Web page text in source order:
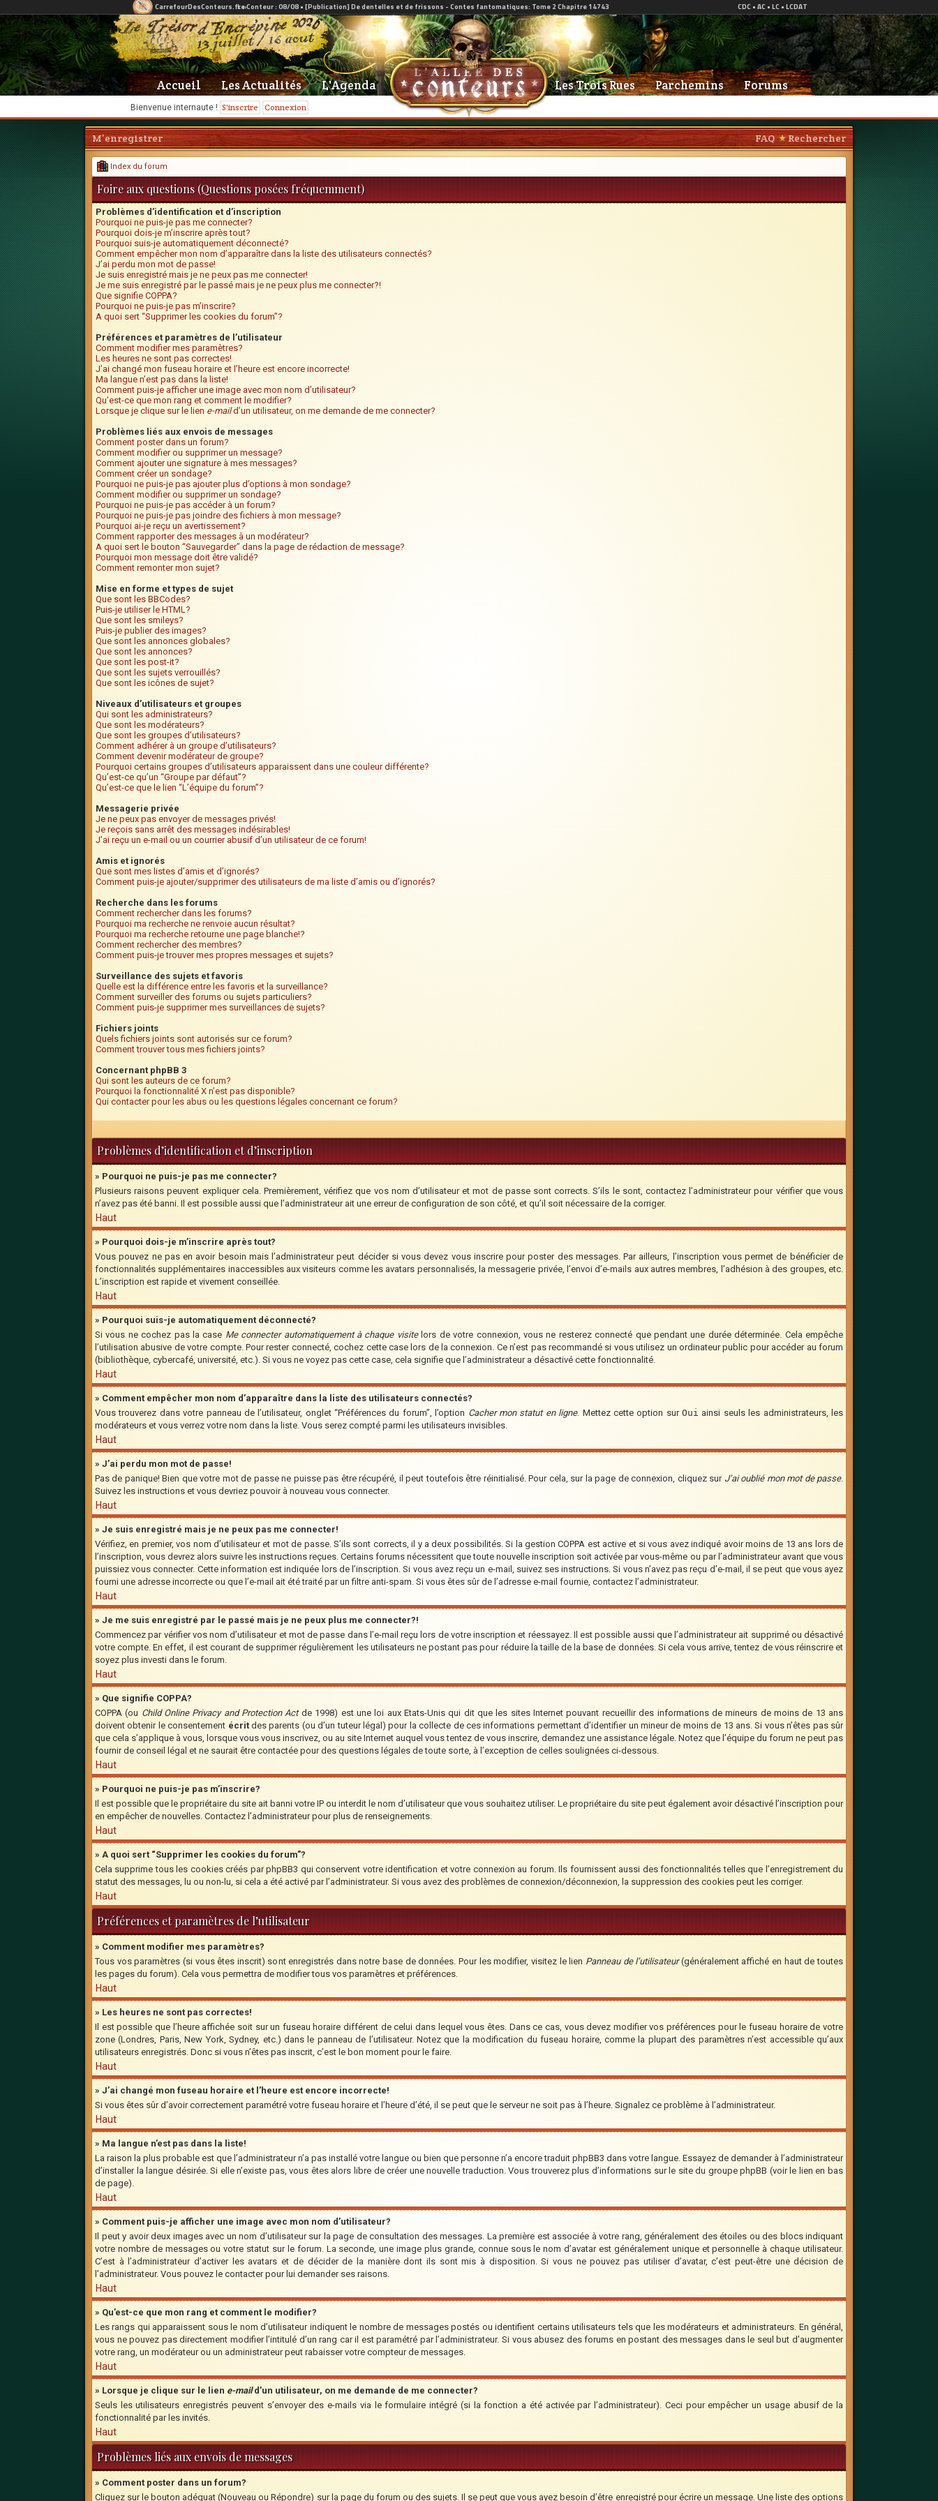
Bienvenue internaute ! S'inscrire Connexion
Accueil Les Actualités L'Agenda Les Trois Rues Parchemins Forums
FAQ Rechercher
M’enregistrer
Index du forum
Foire aux questions (Questions posées fréquemment)
Problèmes d’identification et d’inscription
Pourquoi ne puis-je pas me connecter?
Pourquoi dois-je m’inscrire après tout?
Pourquoi suis-je automatiquement déconnecté?
Comment empêcher mon nom d’apparaître dans la liste des utilisateurs connectés?
J’ai perdu mon mot de passe!
Je suis enregistré mais je ne peux pas me connecter!
Je me suis enregistré par le passé mais je ne peux plus me connecter?!
Que signifie COPPA?
Pourquoi ne puis-je pas m’inscrire?
A quoi sert “Supprimer les cookies du forum”?
Préférences et paramètres de l’utilisateur
Comment modifier mes paramètres?
Les heures ne sont pas correctes!
J’ai changé mon fuseau horaire et l’heure est encore incorrecte!
Ma langue n’est pas dans la liste!
Comment puis-je afficher une image avec mon nom d’utilisateur?
Qu’est-ce que mon rang et comment le modifier?
Lorsque je clique sur le lien e-maild’un utilisateur, on me demande de me connecter?
Problèmes liés aux envois de messages
Comment poster dans un forum?
Comment modifier ou supprimer un message?
Comment ajouter une signature à mes messages?
Comment créer un sondage?
Pourquoi ne puis-je pas ajouter plus d’options à mon sondage?
Comment modifier ou supprimer un sondage?
Pourquoi ne puis-je pas accéder à un forum?
Pourquoi ne puis-je pas joindre des fichiers à mon message?
Pourquoi ai-je reçu un avertissement?
Comment rapporter des messages à un modérateur?
A quoi sert le bouton “Sauvegarder” dans la page de rédaction de message?
Pourquoi mon message doit être validé?
Comment remonter mon sujet?
Mise en forme et types de sujet
Que sont les BBCodes?
Puis-je utiliser le HTML?
Que sont les smileys?
Puis-je publier des images?
Que sont les annonces globales?
Que sont les annonces?
Que sont les post-it?
Que sont les sujets verrouillés?
Que sont les icônes de sujet?
Niveaux d’utilisateurs et groupes
Qui sont les administrateurs?
Que sont les modérateurs?
Que sont les groupes d’utilisateurs?
Comment adhérer à un groupe d’utilisateurs?
Comment devenir modérateur de groupe?
Pourquoi certains groupes d’utilisateurs apparaissent dans une couleur différente?
Qu’est-ce qu’un “Groupe par défaut”?
Qu’est-ce que le lien “L’équipe du forum”?
Messagerie privée
Je ne peux pas envoyer de messages privés!
Je reçois sans arrêt des messages indésirables!
J’ai reçu un e-mail ou un courrier abusif d’un utilisateur de ce forum!
Amis et ignorés
Que sont mes listes d’amis et d’ignorés?
Comment puis-je ajouter/supprimer des utilisateurs de ma liste d’amis ou d’ignorés?
Recherche dans les forums
Comment rechercher dans les forums?
Pourquoi ma recherche ne renvoie aucun résultat?
Pourquoi ma recherche retourne une page blanche!?
Comment rechercher des membres?
Comment puis-je trouver mes propres messages et sujets?
Surveillance des sujets et favoris
Quelle est la différence entre les favoris et la surveillance?
Comment surveiller des forums ou sujets particuliers?
Comment puis-je supprimer mes surveillances de sujets?
Fichiers joints
Quels fichiers joints sont autorisés sur ce forum?
Comment trouver tous mes fichiers joints?
Concernant phpBB 3
Qui sont les auteurs de ce forum?
Pourquoi la fonctionnalité X n’est pas disponible?
Qui contacter pour les abus ou les questions légales concernant ce forum?
Problèmes d’identification et d’inscription
» Pourquoi ne puis-je pas me connecter?
Plusieurs raisons peuvent expliquer cela. Premièrement, vérifiez que vos nom d’utilisateur et mot de passe sont corrects. S’ils le sont, contactez l’administrateur pour vérifier que vous
n’avez pas été banni. Il est possible aussi que l’administrateur ait une erreur de configuration de son côté, et qu’il soit nécessaire de la corriger.
Haut
» Pourquoi dois-je m’inscrire après tout?
Vous pouvez ne pas en avoir besoin mais l’administrateur peut décider si vous devez vous inscrire pour poster des messages. Par ailleurs, l’inscription vous permet de bénéficier de
fonctionnalités supplémentaires inaccessibles aux visiteurs comme les avatars personnalisés, la messagerie privée, l’envoi d’e-mails aux autres membres, l’adhésion à des groupes, etc.
L’inscription est rapide et vivement conseillée.
Haut
» Pourquoi suis-je automatiquement déconnecté?
Si vous ne cochez pas la case Me connecter automatiquement à chaque visitelors de votre connexion, vous ne resterez connecté que pendant une durée déterminée. Cela empêche
l’utilisation abusive de votre compte. Pour rester connecté, cochez cette case lors de la connexion. Ce n’est pas recommandé si vous utilisez un ordinateur public pour accéder au forum
(bibliothèque, cybercafé, université, etc.). Si vous ne voyez pas cette case, cela signifie que l’administrateur a désactivé cette fonctionnalité.
Haut
» Comment empêcher mon nom d’apparaître dans la liste des utilisateurs connectés?
Vous trouverez dans votre panneau de l’utilisateur, onglet “Préférences du forum”, l’option Cacher mon statut en ligne. Mettez cette option surOui ainsi seuls les administrateurs, les
modérateurs et vous verrez votre nom dans la liste. Vous serez compté parmi les utilisateurs invisibles.
Haut
» J’ai perdu mon mot de passe!
Pas de panique! Bien que votre mot de passe ne puisse pas être récupéré, il peut toutefois être réinitialisé. Pour cela, sur la page de connexion, cliquez sur J’ai oublié mon mot de passe.
Suivez les instructions et vous devriez pouvoir à nouveau vous connecter.
Haut
» Je suis enregistré mais je ne peux pas me connecter!
Vérifiez, en premier, vos nom d’utilisateur et mot de passe. S’ils sont corrects, il y a deux possibilités. Si la gestion COPPA est active et si vous avez indiqué avoir moins de 13 ans lors de
l’inscription, vous devrez alors suivre les instructions reçues. Certains forums nécessitent que toute nouvelle inscription soit activée par vous-même ou par l’administrateur avant que vous
puissiez vous connecter. Cette information est indiquée lors de l’inscription. Si vous avez reçu un e-mail, suivez ses instructions. Si vous n’avez pas reçu d’e-mail, il se peut que vous ayez
fourni une adresse incorrecte ou que l’e-mail ait été traité par un filtre anti-spam. Si vous êtes sûr de l’adresse e-mail fournie, contactez l’administrateur.
Haut
» Je me suis enregistré par le passé mais je ne peux plus me connecter?!
Commencez par vérifier vos nom d’utilisateur et mot de passe dans l’e-mail reçu lors de votre inscription et réessayez. Il est possible aussi que l’administrateur ait supprimé ou désactivé
votre compte. En effet, il est courant de supprimer régulièrement les utilisateurs ne postant pas pour réduire la taille de la base de données. Si cela vous arrive, tentez de vous réinscrire et
soyez plus investi dans le forum.
Haut
» Que signifie COPPA?
COPPA (ou Child Online Privacy and Protection Actde 1998) est une loi aux Etats-Unis qui dit que les sites Internet pouvant recueillir des informations de mineurs de moins de 13 ans
doivent obtenir le consentement écritdes parents (ou d’un tuteur légal) pour la collecte de ces informations permettant d’identifier un mineur de moins de 13 ans. Si vous n’êtes pas sûr
que cela s’applique à vous, lorsque vous vous inscrivez, ou au site Internet auquel vous tentez de vous inscrire, demandez une assistance légale. Notez que l’équipe du forum ne peut pas
fournir de conseil légal et ne saurait être contactée pour des questions légales de toute sorte, à l’exception de celles soulignées ci-dessous.
Haut
» Pourquoi ne puis-je pas m’inscrire?
Il est possible que le propriétaire du site ait banni votre IP ou interdit le nom d’utilisateur que vous souhaitez utiliser. Le propriétaire du site peut également avoir désactivé l’inscription pour
en empêcher de nouvelles. Contactez l’administrateur pour plus de renseignements.
Haut
» A quoi sert “Supprimer les cookies du forum”?
Cela supprime tous les cookies créés par phpBB3 qui conservent votre identification et votre connexion au forum. Ils fournissent aussi des fonctionnalités telles que l’enregistrement du
statut des messages, lu ou non-lu, si cela a été activé par l’administrateur. Si vous avez des problèmes de connexion/déconnexion, la suppression des cookies peut les corriger.
Haut
Préférences et paramètres de l’utilisateur
» Comment modifier mes paramètres?
Tous vos paramètres (si vous êtes inscrit) sont enregistrés dans notre base de données. Pour les modifier, visitez le lien Panneau de l’utilisateur(généralement affiché en haut de toutes
les pages du forum). Cela vous permettra de modifier tous vos paramètres et préférences.
Haut
» Les heures ne sont pas correctes!
Il est possible que l’heure affichée soit sur un fuseau horaire différent de celui dans lequel vous êtes. Dans ce cas, vous devez modifier vos préférences pour le fuseau horaire de votre
zone (Londres, Paris, New York, Sydney, etc.) dans le panneau de l’utilisateur. Notez que la modification du fuseau horaire, comme la plupart des paramètres n’est accessible qu’aux
utilisateurs enregistrés. Donc si vous n’êtes pas inscrit, c’est le bon moment pour le faire.
Haut
» J’ai changé mon fuseau horaire et l’heure est encore incorrecte!
Si vous êtes sûr d’avoir correctement paramétré votre fuseau horaire et l’heure d’été, il se peut que le serveur ne soit pas à l’heure. Signalez ce problème à l’administrateur.
Haut
» Ma langue n’est pas dans la liste!
La raison la plus probable est que l’administrateur n’a pas installé votre langue ou bien que personne n’a encore traduit phpBB3 dans votre langue. Essayez de demander à l’administrateur
d’installer la langue désirée. Si elle n’existe pas, vous êtes alors libre de créer une nouvelle traduction. Vous trouverez plus d’informations sur le site du groupe phpBB (voir le lien en bas
de page).
Haut
» Comment puis-je afficher une image avec mon nom d’utilisateur?
Il peut y avoir deux images avec un nom d’utilisateur sur la page de consultation des messages. La première est associée à votre rang, généralement des étoiles ou des blocs indiquant
votre nombre de messages ou votre statut sur le forum. La seconde, une image plus grande, connue sous le nom d’avatar est généralement unique et personnelle à chaque utilisateur.
C’est à l’administrateur d’activer les avatars et de décider de la manière dont ils sont mis à disposition. Si vous ne pouvez pas utiliser d’avatar, c’est peut-être une décision de
l’administrateur. Vous pouvez le contacter pour lui demander ses raisons.
Haut
» Qu’est-ce que mon rang et comment le modifier?
Les rangs qui apparaissent sous le nom d’utilisateur indiquent le nombre de messages postés ou identifient certains utilisateurs tels que les modérateurs et administrateurs. En général,
vous ne pouvez pas directement modifier l’intitulé d’un rang car il est paramétré par l’administrateur. Si vous abusez des forums en postant des messages dans le seul but d’augmenter
votre rang, un modérateur ou un administrateur peut rabaisser votre compteur de messages.
Haut
» Lorsque je clique sur le lien e-maild’un utilisateur, on me demande de me connecter?
Seuls les utilisateurs enregistrés peuvent s’envoyer des e-mails via le formulaire intégré (si la fonction a été activée par l’administrateur). Ceci pour empêcher un usage abusif de la
fonctionnalité par les invités.
Haut
Problèmes liés aux envois de messages
» Comment poster dans un forum?
Cliquez sur le bouton adéquat (Nouveau ou Répondre) sur la page du forum ou des sujets. Il se peut que vous ayez besoin d’être enregistré pour écrire un message. Une liste des options